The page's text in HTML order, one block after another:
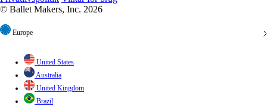
Australia
United Kingdom
Brazil